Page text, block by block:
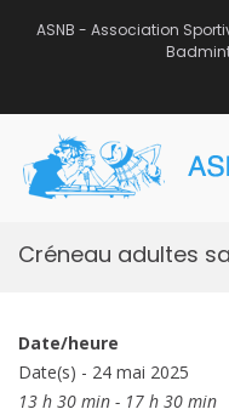
ASNB - Association
Créneau adultes
Date/heure
Date(s) - 24 mai 2025
13 h 30 min - 17 h 30 min